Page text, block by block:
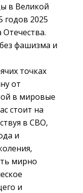
в Великой
годов 2025
фашизма и
точках
от
в мировые
стоит на
в СВО,
и
мирно
и